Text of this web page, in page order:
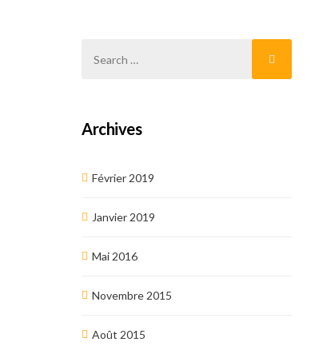
Archives
Février 2019
Janvier 2019
Mai 2016
Novembre 2015
Août 2015